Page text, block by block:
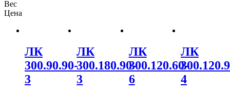
Вес
Цена
ЛК
300.90.90-
3
ЛК
300.180.90-
3
ЛК
300.120.60-
6
ЛК
4